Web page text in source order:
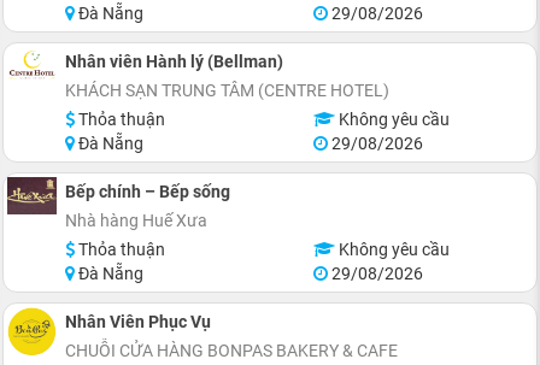
Đà Nẵng
29/08/2026
Nhân viên Hành lý (Bellman)
KHÁCH SẠN TRUNG TÂM (CENTRE HOTEL)
Thỏa thuận
Không yêu cầu
Đà Nẵng
29/08/2026
Bếp chính – Bếp sống
Nhà hàng Huế Xưa
Thỏa thuận
Không yêu cầu
Đà Nẵng
29/08/2026
Nhân Viên Phục Vụ
CHUỖI CỬA HÀNG BONPAS BAKERY & CAFE